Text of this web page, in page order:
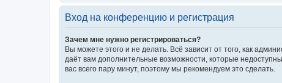
Вход на конференцию и регистрация
Зачем мне нужно регистрироваться?
Вы можете этого и не делать. Всё зависит от того, как
даёт вам дополнительные возможности, которые
вас всего пару минут, поэтому мы рекомендуем это сделать.